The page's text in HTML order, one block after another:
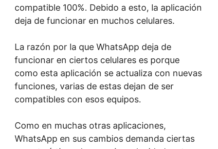
compatible 100%. Debido a esto, la aplicación
deja de funcionar en muchos celulares.
La razón por la que WhatsApp deja de
funcionar en ciertos celulares es porque
como esta aplicación se actualiza con nuevas
funciones, varias de estas dejan de ser
compatibles con esos equipos.
Como en muchas otras aplicaciones,
WhatsApp en sus cambios demanda ciertas